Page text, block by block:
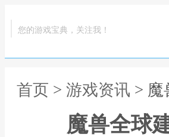
您的游戏宝典，关注我！
首页 > 游戏资讯 > 魔
魔兽全球